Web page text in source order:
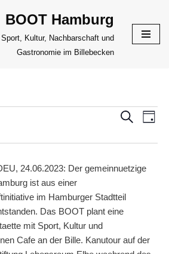
BOOT Hamburg
Sport, Kultur, Nachbarschaft und
Gastronomie im Billebecken
Suche
Tag